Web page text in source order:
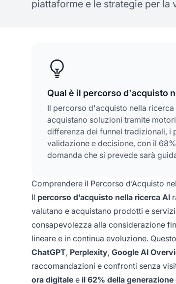
piattaforme e le strategie per la
Qual è il percorso d'acquisto
Il percorso d'acquisto nella
acquistano soluzioni tramite
differenza dei funnel tradizionali, i
validazione e decisione, con il
domanda che si prevede sarà
Comprendere il Percorso d’Acquisto
Il percorso d’acquisto nella ricerca AI
valutano e acquistano prodotti e
consapevolezza alla considerazione
lineare e in continua evoluzione.
ChatGPT, Perplexity, Google AI
raccomandazioni e confronti senza
ora digitale e il 62% della